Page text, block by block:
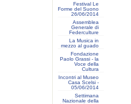
Festival Le
Forme del Suono
26/06/2014
Assemblea
Generale di
Federculture
La Musica in
mezzo al guado
Fondazione
Paolo Grassi - la
Voce della
Cultura
Incontri al Museo
Casa Scelsi -
05/06/2014
Settimana
Nazionale della